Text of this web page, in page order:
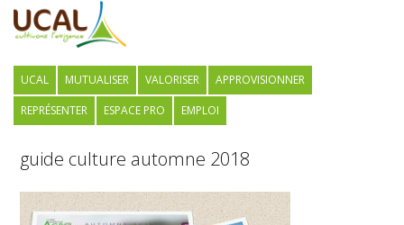
UCAL MUTUALISER VALORISER
APPROVISIONNER
REPRÉSENTER
ESPACE PRO EMPLOI
guide culture automne 2018